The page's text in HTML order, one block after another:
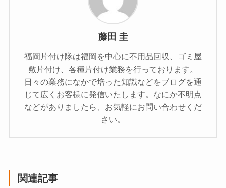
藤田 圭
福岡片付け隊は福岡を中心に不用品回収、ゴミ屋
敷片付け、各種片付け業務を行っております。
日々の業務になかで培った知識などをブログを通
じて広くお客様に発信いたします。なにか不明点
などがありましたら、お気軽にお問い合わせくだ
さい。
関連記事